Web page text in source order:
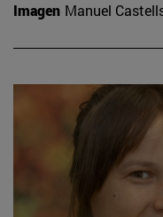
Imagen Manuel